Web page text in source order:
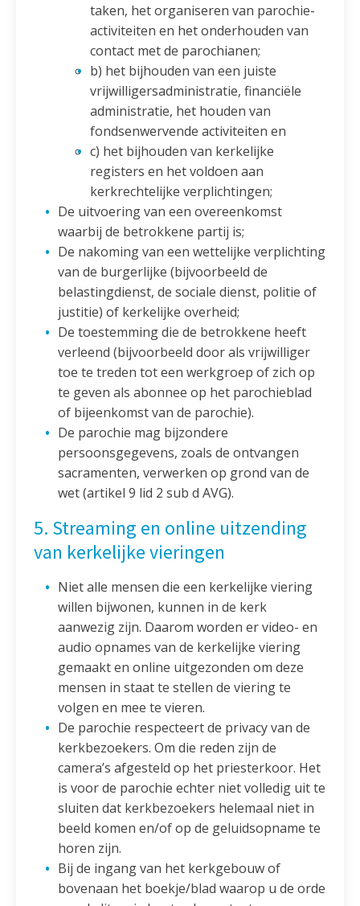
taken, het organiseren van parochie-
activiteiten en het onderhouden van
contact met de parochianen;
b) het bijhouden van een juiste
vrijwilligersadministratie, financiële
administratie, het houden van
fondsenwervende activiteiten en
c) het bijhouden van kerkelijke
registers en het voldoen aan
kerkrechtelijke verplichtingen;
De uitvoering van een overeenkomst
waarbij de betrokkene partij is;
De nakoming van een wettelijke verplichting
van de burgerlijke (bijvoorbeeld de
belastingdienst, de sociale dienst, politie of
justitie) of kerkelijke overheid;
De toestemming die de betrokkene heeft
verleend (bijvoorbeeld door als vrijwilliger
toe te treden tot een werkgroep of zich op
te geven als abonnee op het parochieblad
of bijeenkomst van de parochie).
De parochie mag bijzondere
persoonsgegevens, zoals de ontvangen
sacramenten, verwerken op grond van de
wet (artikel 9 lid 2 sub d AVG).
5. Streaming en online uitzending
van kerkelijke vieringen
Niet alle mensen die een kerkelijke viering
willen bijwonen, kunnen in de kerk
aanwezig zijn. Daarom worden er video- en
audio opnames van de kerkelijke viering
gemaakt en online uitgezonden om deze
mensen in staat te stellen de viering te
volgen en mee te vieren.
De parochie respecteert de privacy van de
kerkbezoekers. Om die reden zijn de
camera’s afgesteld op het priesterkoor. Het
is voor de parochie echter niet volledig uit te
sluiten dat kerkbezoekers helemaal niet in
beeld komen en/of op de geluidsopname te
horen zijn.
Bij de ingang van het kerkgebouw of
bovenaan het boekje/blad waarop u de orde